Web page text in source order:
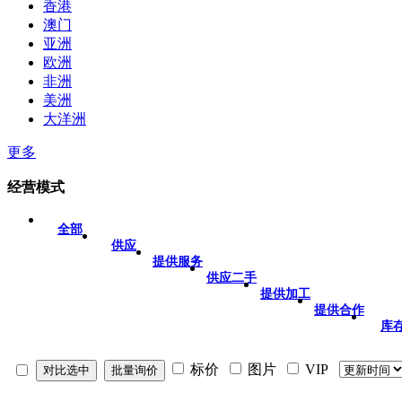
香港
澳门
亚洲
欧洲
非洲
美洲
大洋洲
更多
经营模式
全部
供应
提供服务
供应二手
提供加工
提供合作
库
标价 图片 VIP